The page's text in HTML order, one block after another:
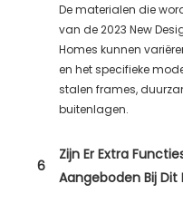
De materialen die
van de 2023 New
Homes kunnen
en het specifieke
stalen frames,
buitenlagen.
6
Zijn Er Extra
Aangeboden Bij Dit